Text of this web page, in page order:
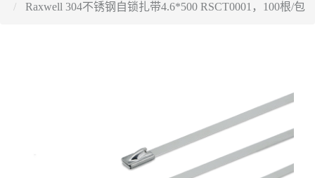
Raxwell 304不锈钢自锁扎带4.6*500 RSCT0001，100根/包